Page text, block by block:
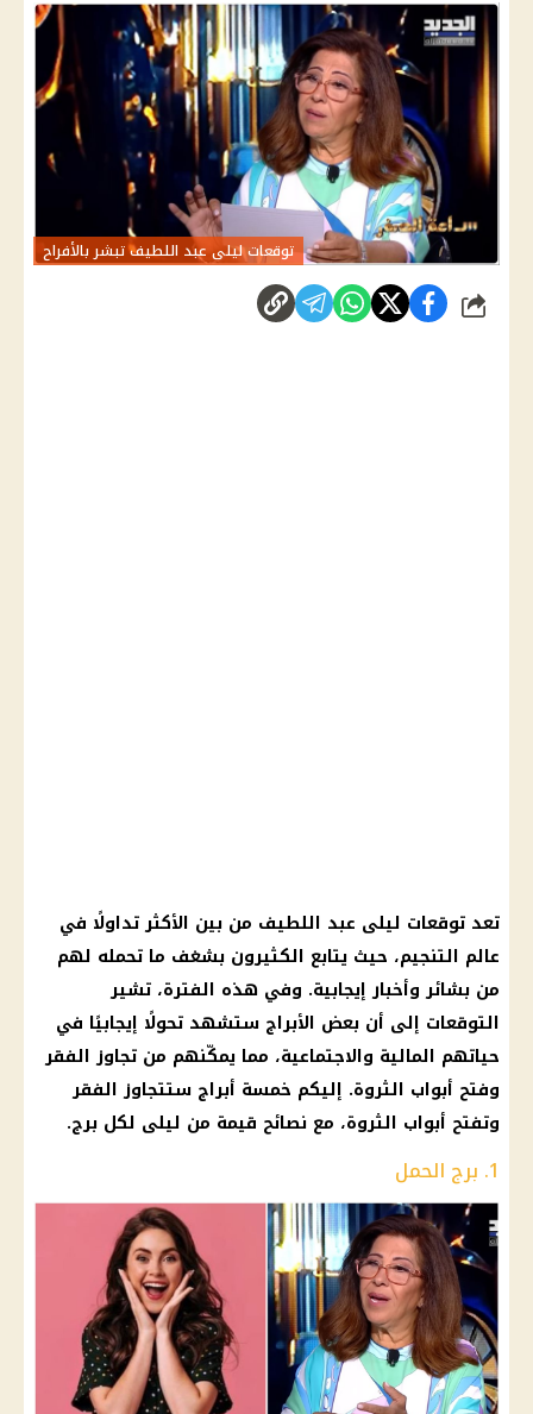
توقعات ليلى عبد اللطيف تبشر بالأفراح
شارك
تعد توقعات ليلى عبد اللطيف من بين الأكثر تداولًا في
عالم التنجيم، حيث يتابع الكثيرون بشغف ما تحمله لهم
من بشائر وأخبار إيجابية. وفي هذه الفترة، تشير
التوقعات إلى أن بعض الأبراج ستشهد تحولًا إيجابيًا في
حياتهم المالية والاجتماعية، مما يمكّنهم من تجاوز الفقر
وفتح أبواب الثروة. إليكم خمسة أبراج ستتجاوز الفقر
وتفتح أبواب الثروة، مع نصائح قيمة من ليلى لكل برج.
1. برج الحمل